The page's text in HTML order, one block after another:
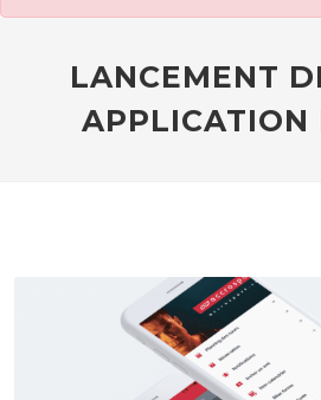
LANCEMENT
APPLICATION